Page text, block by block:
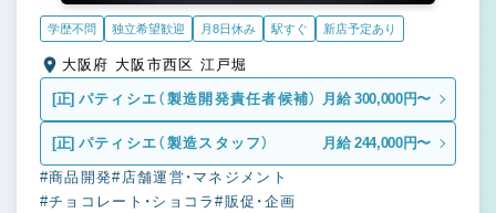
学歴不問 独立希望歓迎 月8日休み 駅すぐ 新店予定あり
大阪府 大阪市西区 江戸堀
[正] パティシエ（製造開発責任者候補） 月給 300,000円〜
[正] パティシエ（製造スタッフ） 月給 244,000円〜
#商品開発#店舗運営・マネジメント
#チョコレート・ショコラ#販促・企画